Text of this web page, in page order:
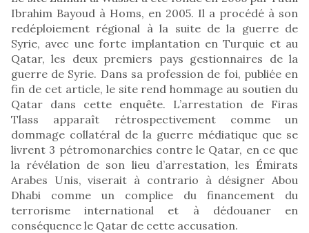
Ibrahim Bayoud à Homs, en 2005. Il a procédé à son
redéploiement régional à la suite de la guerre de
Syrie, avec une forte implantation en Turquie et au
Qatar, les deux premiers pays gestionnaires de la
guerre de Syrie. Dans sa profession de foi, publiée en
fin de cet article, le site rend hommage au soutien du
Qatar dans cette enquête. L’arrestation de Firas
Tlass apparaît rétrospectivement comme un
dommage collatéral de la guerre médiatique que se
livrent 3 pétromonarchies contre le Qatar, en ce que
la révélation de son lieu d’arrestation, les Émirats
Arabes Unis, viserait à contrario à désigner Abou
Dhabi comme un complice du financement du
terrorisme international et à dédouaner en
conséquence le Qatar de cette accusation.